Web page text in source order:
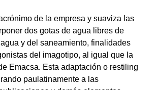
de la empresa y suaviza las
dos gotas de agua libres de
y del saneamiento, finalidades
del imagotipo, al igual que la
Emacsa. Esta adaptación o restiling
paulatinamente a las